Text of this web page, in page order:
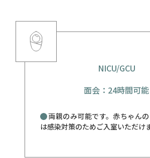
NICU/GCU
面会：24時間可能
両親のみ可能です。赤ちゃん
は感染対策のためご入室いただけ